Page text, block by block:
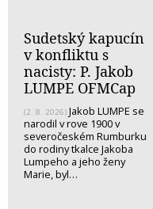
Sudetský kapucín
v konfliktu s
nacisty: P. Jakob
LUMPE OFMCap
(2. 8. 2026) Jakob LUMPE se
narodil v rove 1900 v
severočeském Rumburku
do rodiny tkalce Jakoba
Lumpeho a jeho ženy
Marie, byl…